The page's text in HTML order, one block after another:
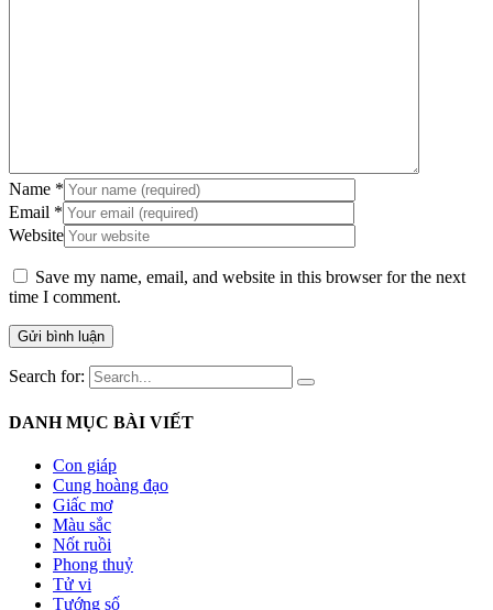
Name *
Email *
Website
Save my name, email, and website in this browser for the next
time I comment.
Search for:
DANH MỤC BÀI VIẾT
Con giáp
Cung hoàng đạo
Giấc mơ
Màu sắc
Nốt ruồi
Phong thuỷ
Tử vi
Tướng số